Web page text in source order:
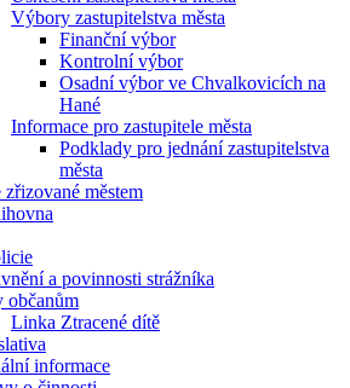
Výbory zastupitelstva města
Finanční výbor
Kontrolní výbor
Osadní výbor ve Chvalkovicích na
Hané
Informace pro zastupitele města
Podklady pro jednání zastupitelstva
města
zřizované městem
a povinnosti strážníka
občanům
Linka Ztracené dítě
informace